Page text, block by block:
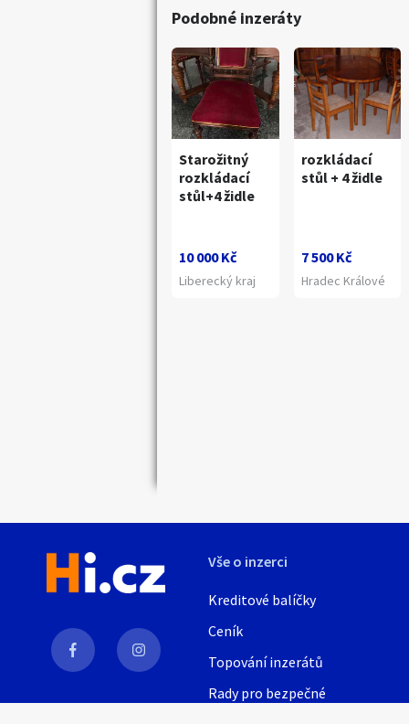
Náhledy
Podobné inzeráty
Starožitný
rozkládací
stůl+4 židle
10 000 Kč
Liberecký kraj
rozkládací
stůl + 4 židle
7 500 Kč
Hradec Králové
Vše o inzerci
Kreditové balíčky
Ceník
Topování inzerátů
Rady pro bezpečné